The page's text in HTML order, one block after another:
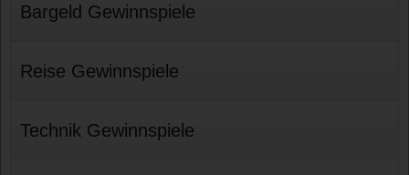
Bargeld Gewinnspiele
Reise Gewinnspiele
Technik Gewinnspiele